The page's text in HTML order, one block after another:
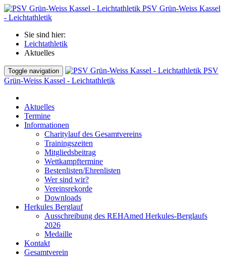
PSV Grün-Weiss Kassel
- Leichtathletik
Sie sind hier:
Leichtathletik
Aktuelles
Toggle navigation
PSV
Grün-Weiss Kassel - Leichtathletik
Aktuelles
Termine
Informationen
Charitylauf des Gesamtvereins
Trainingszeiten
Mitgliedsbeitrag
Wettkampftermine
Bestenlisten/Ehrenlisten
Wer sind wir?
Vereinsrekorde
Downloads
Herkules Berglauf
Ausschreibung des REHAmed Herkules-Berglaufs
2026
Medaille
Kontakt
Gesamtverein